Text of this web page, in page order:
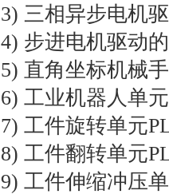
3) 三相异步电机
4) 步进电机驱动
5) 直角坐标机械
6) 工业机器人单
7) 工件旋转单元
8) 工件翻转单元
9) 工件伸缩冲压